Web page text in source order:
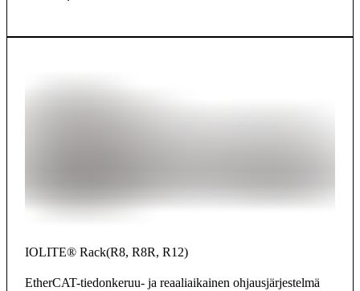
IOLITE® Rack(R8, R8R, R12)
EtherCAT-tiedonkeruu- ja reaaliaikainen ohjausjärjestelmä